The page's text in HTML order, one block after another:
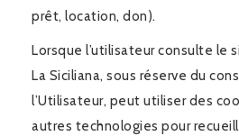
prêt, location, don).
Lorsque l’utilisateur consulte le
La Siciliana, sous réserve du
l’Utilisateur, peut utiliser des
autres technologies pour